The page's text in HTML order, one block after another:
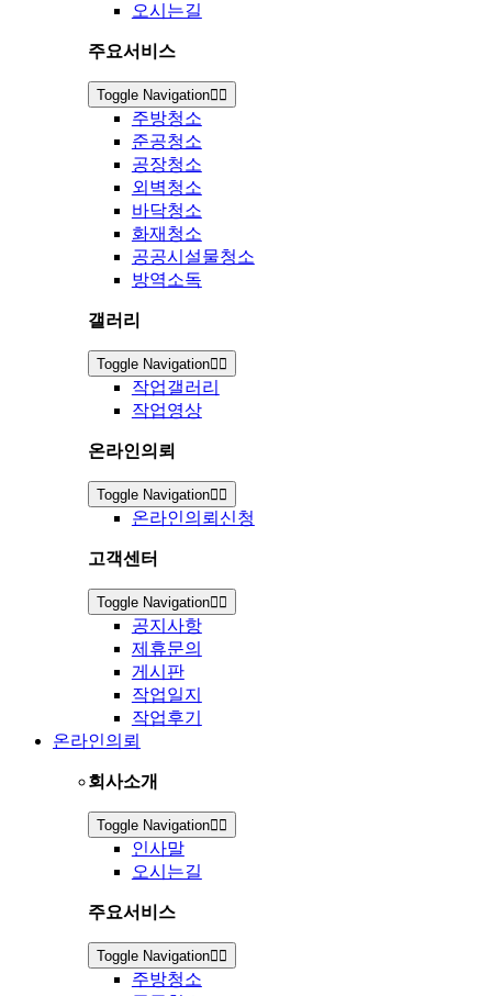
오시는길
주요서비스
Toggle Navigation
주방청소
준공청소
공장청소
외벽청소
바닥청소
화재청소
공공시설물청소
방역소독
갤러리
Toggle Navigation
작업갤러리
작업영상
온라인의뢰
Toggle Navigation
온라인의뢰신청
고객센터
Toggle Navigation
공지사항
제휴문의
게시판
작업일지
작업후기
온라인의뢰
회사소개
Toggle Navigation
인사말
오시는길
주요서비스
Toggle Navigation
주방청소